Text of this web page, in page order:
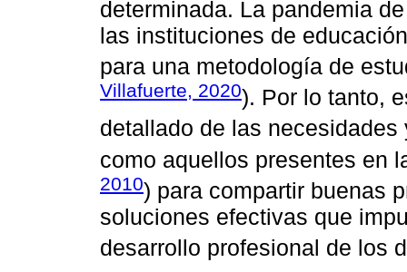
determinada. La pandemia
las instituciones de
para una metodología de
Villafuerte, 2020). Por lo tanto,
detallado de las necesidades
como aquellos presentes en
2010) para compartir buenas
soluciones efectivas que
desarrollo profesional de los